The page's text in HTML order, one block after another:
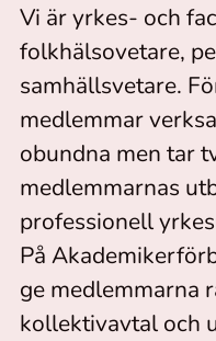
Vi är yrkes- och
folkhälsovetare,
samhällsvetare.
medlemmar
obundna men tar
medlemmarnas
professionell
På
ge medlemmarna
kollektivavtal och